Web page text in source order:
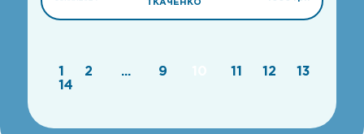
1 2 ... 9 11 12
13
14